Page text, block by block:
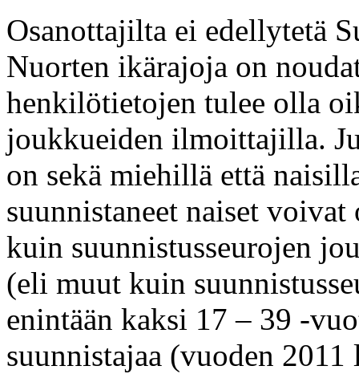
Osanottajilta ei edellytetä
Nuorten ikärajoja on
henkilötietojen tulee olla
joukkueiden ilmoittajilla.
on sekä miehillä että
suunnistaneet naiset
kuin suunnistusseurojen
(eli muut kuin
enintään kaksi 17 – 39 -
suunnistajaa (vuoden